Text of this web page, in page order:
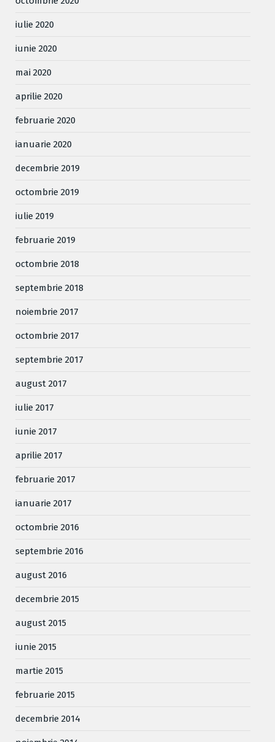
iulie 2020
iunie 2020
mai 2020
aprilie 2020
februarie 2020
ianuarie 2020
decembrie 2019
octombrie 2019
iulie 2019
februarie 2019
octombrie 2018
septembrie 2018
noiembrie 2017
octombrie 2017
septembrie 2017
august 2017
iulie 2017
iunie 2017
aprilie 2017
februarie 2017
ianuarie 2017
octombrie 2016
septembrie 2016
august 2016
decembrie 2015
august 2015
iunie 2015
martie 2015
februarie 2015
decembrie 2014